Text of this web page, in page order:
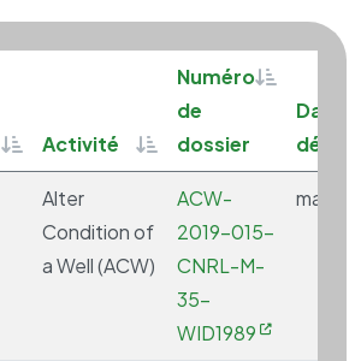
Sortable
Activité Sortable
Numéro
de
dossier
Sortable
Date
début
Alter
Condition of
a Well (ACW)
ACW-
2019-015-
CNRL-M-
35-
WID1989
mai